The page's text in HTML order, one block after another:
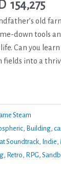
154,275
old
down tools
Can you
fields into a
Steam
Building
Soundtrack Indie
Retro RPG